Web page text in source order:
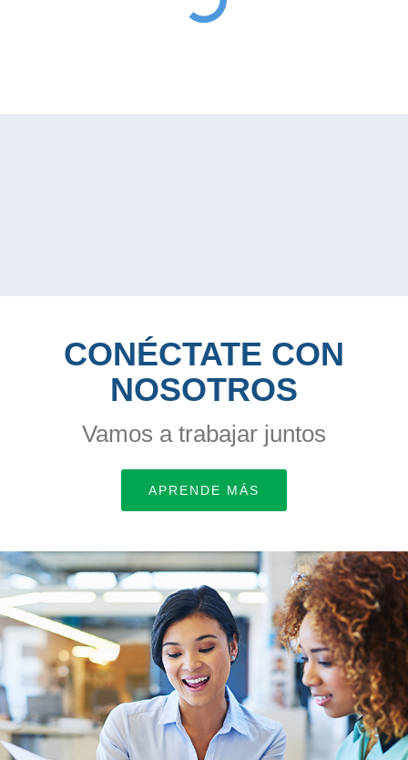
CONÉCTATE CON
NOSOTROS
Vamos a trabajar juntos
APRENDE MÁS